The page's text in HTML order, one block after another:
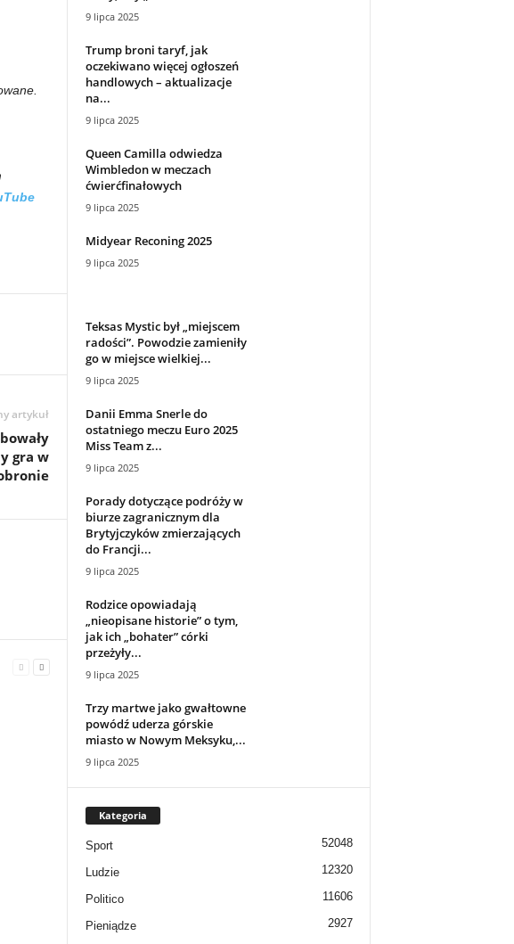
artykuł
gra w
9 lipca 2025
Trump broni taryf, jak
oczekiwano więcej ogłoszeń
handlowych – aktualizacje
na...
9 lipca 2025
Queen Camilla odwiedza
Wimbledon w meczach
ćwierćfinałowych
9 lipca 2025
Midyear Reconing 2025
9 lipca 2025
Teksas Mystic był „miejscem
radości”. Powodzie zamieniły
go w miejsce wielkiej...
9 lipca 2025
Danii Emma Snerle do
ostatniego meczu Euro 2025
Miss Team z...
9 lipca 2025
Porady dotyczące podróży w
biurze zagranicznym dla
Brytyjczyków zmierzających
do Francji...
9 lipca 2025
Rodzice opowiadają
„nieopisane historie” o tym,
jak ich „bohater” córki
przeżyły...
9 lipca 2025
Trzy martwe jako gwałtowne
powódź uderza górskie
miasto w Nowym Meksyku,...
9 lipca 2025
Kategoria
Sport 52048
Ludzie 12320
Politico 11606
Pieniądze
2927